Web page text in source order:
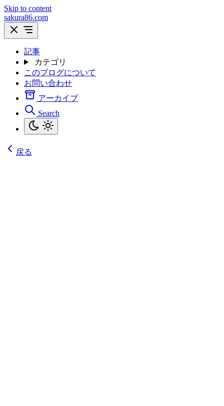
Skip to content
sakura86.com
記事
カテゴリ
このブログについて
お問い合わせ
アーカイブ
Search
戻る